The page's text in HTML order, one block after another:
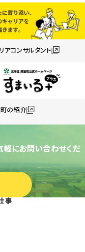
アコンサルタント
の紹介
にお問い合わせくだ